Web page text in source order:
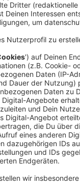
Im Rechtsstreit um
gibt es eine
am Vormittag
am Fenster
also in der
20:00 Uhr den
Stadt hatte
Weihnachtsmarktes
Anwalt mit dem
bleiben nicht auf
"LoMo".